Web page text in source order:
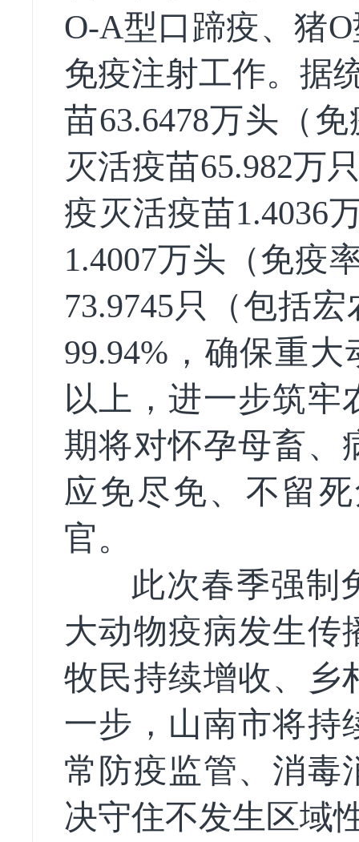
O-A型口蹄疫、猪O
免疫注射工作。 据
苗63.6478万头（
灭活疫苗65.982万
疫灭活疫苗1.4036
1.4007万头（免疫
73.9745只（包括
99.94%，确保重
以上，进一步筑牢
期将对怀孕母畜、
应免尽免、 不留
官。
此次春季强制
大动物疫病发生传
牧民持续增收、乡
一步，山南市将持
常防疫监管、消毒
决守住不发生区域